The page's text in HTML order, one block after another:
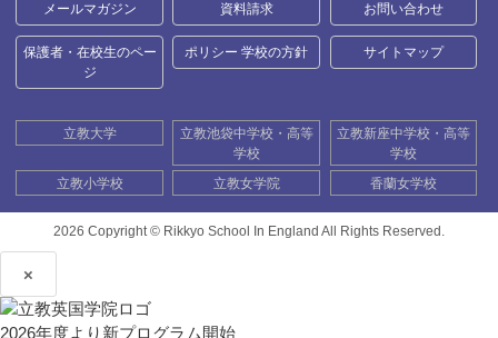
メールマガジン 資料請求 お問い合わせ
保護者・在校生のペー
ジ
ポリシー 学校の方針 サイトマップ
立教大学
立教池袋中学校・高等
学校
立教新座中学校・高等
学校
立教小学校
立教女学院 香蘭女学校
2026 Copyright © Rikkyo School In England All Rights Reserved.
×
2026年度より新プログラム開始